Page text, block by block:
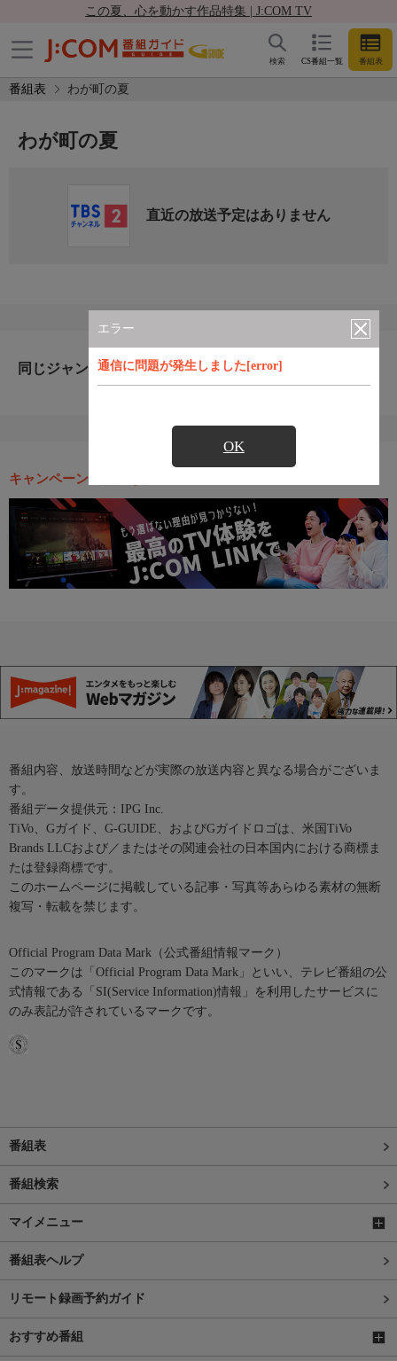
この夏、心を動かす作品特集 | J:COM TV
CS番組一覧 番組表
検索
番組表 わが町の夏
エラー
通信に問題が発生しました[error]
OK
わが町の夏
直近の放送予定はありません
同じジャンルのおすすめ番組
キャンペーン・お得な情報
番組内容、放送時間などが実際の放送内容と異なる場合がございま
す。
番組データ提供元：IPG Inc.
TiVo、Gガイド、G-GUIDE、およびGガイドロゴは、米国TiVo
Brands LLCおよび／またはその関連会社の日本国内における商標ま
たは登録商標です。
このホームページに掲載している記事・写真等あらゆる素材の無断
複写・転載を禁じます。
Official Program Data Mark（公式番組情報マーク）
このマークは「Official Program Data Mark」といい、テレビ番組の公
式情報である「SI(Service Information)情報」を利用したサービスに
のみ表記が許されているマークです。
番組表
番組検索
マイメニュー
番組表ヘルプ
リモート録画予約ガイド
おすすめ番組